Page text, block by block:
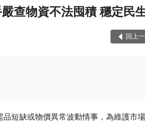
查物資不法囤積 穩定民
回上
短缺或物價異常波動情事，為維護市